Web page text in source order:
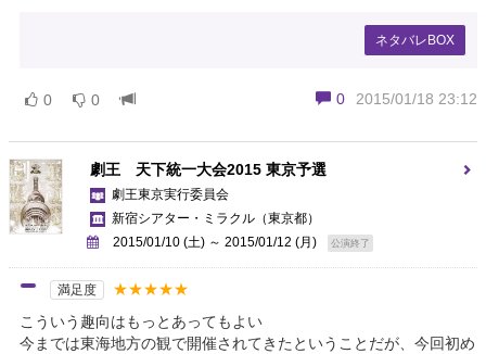
ネタバレBOX
0 2015/01/18 23:12
0 0
劇王 天下統一大会2015 東京予選
劇王東京実行委員会
新宿シアター・ミラクル （東京都）
2015/01/10 (土) ～ 2015/01/12 (月)
公演終了
満足度
★★★★★
こういう趣向はもっとあってもよい
今までは東海地方の観で開催されてきたということだが、今回初め